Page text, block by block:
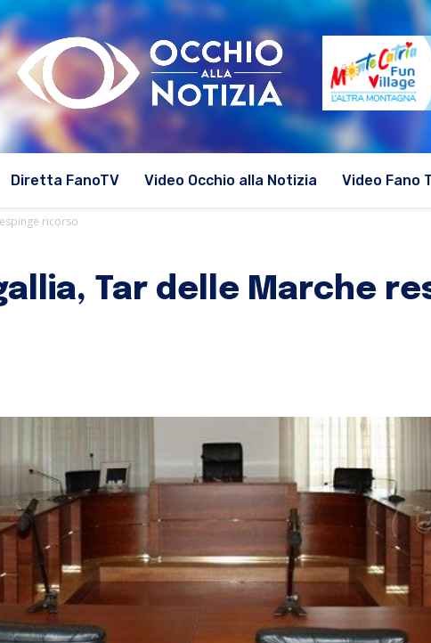
Diretta FanoTV Video Occhio alla Notizia Video Fano
ricorso
Tar delle Marche